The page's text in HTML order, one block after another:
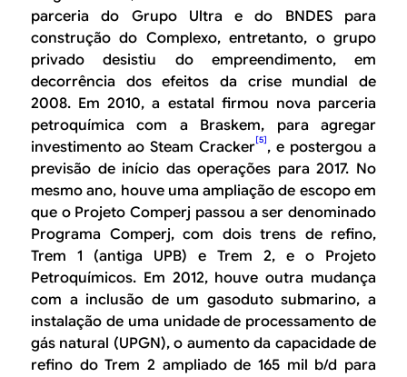
parceria do Grupo Ultra e do BNDES para
construção do Complexo, entretanto, o grupo
privado desistiu do empreendimento, em
decorrência dos efeitos da crise mundial de
2008. Em 2010, a estatal firmou nova parceria
petroquímica com a Braskem, para agregar
investimento ao Steam Cracker[5], e postergou a
previsão de início das operações para 2017. No
mesmo ano, houve uma ampliação de escopo em
que o Projeto Comperj passou a ser denominado
Programa Comperj, com dois trens de refino,
Trem 1 (antiga UPB) e Trem 2, e o Projeto
Petroquímicos. Em 2012, houve outra mudança
com a inclusão de um gasoduto submarino, a
instalação de uma unidade de processamento de
gás natural (UPGN), o aumento da capacidade de
refino do Trem 2 ampliado de 165 mil b/d para